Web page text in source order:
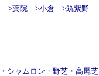
>薬院 >小倉 >筑紫野
・ シャムロン ・ 野芝 ・ 高麗芝